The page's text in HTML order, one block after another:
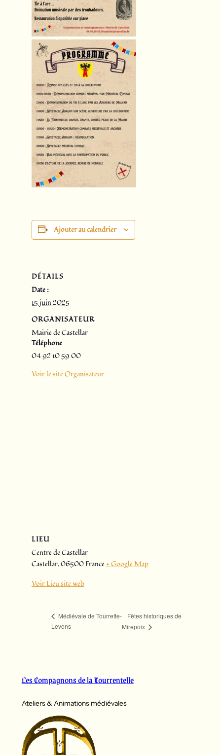
Ajouter au calendrier
DÉTAILS
Date :
15 juin 2025
ORGANISATEUR
Mairie de Castellar
Téléphone
04 92 10 59 00
Voir le site Organisateur
LIEU
Centre de Castellar
Castellar,06500 France + Google Map
Voir Lieu site web
Médiévale de Tourrette-
Levens
Fêtes historiques de
Mirepoix
Les Compagnons de la Tourrentelle
Ateliers & Animations médiévales